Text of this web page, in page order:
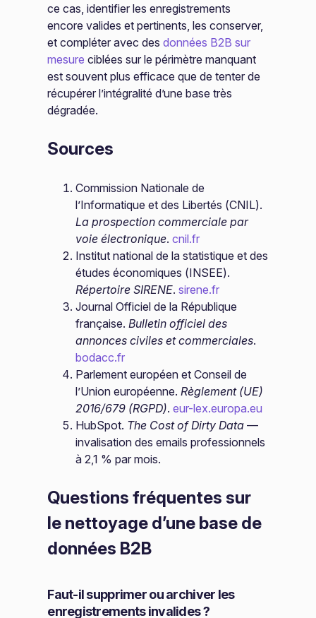
ce cas, identifier les enregistrements
encore valides et pertinents, les conserver,
et compléter avec desdonnées B2B sur
mesure ciblées sur le périmètre manquant
est souvent plus efficace que de tenter de
récupérer l’intégralité d’une base très
dégradée.
Sources
Commission Nationale de
l’Informatique et des Libertés (CNIL).
La prospection commerciale par
voie électronique.cnil.fr
Institut national de la statistique et des
études économiques (INSEE).
Répertoire SIRENE.sirene.fr
Journal Officiel de la République
française.Bulletin officiel des
annonces civiles et commerciales.
bodacc.fr
Parlement européen et Conseil de
l’Union européenne.Règlement (UE)
2016/679 (RGPD).eur-lex.europa.eu
HubSpot. The Cost of Dirty Data —
invalisation des emails professionnels
à 2,1 % par mois.
Questions fréquentes sur
le nettoyage d’une base de
données B2B
Faut-il supprimer ou archiver les
enregistrements invalides ?